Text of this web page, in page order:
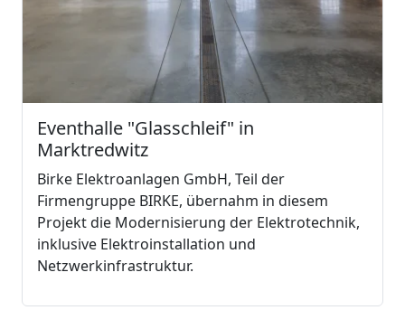
Eventhalle "Glasschleif" in
Marktredwitz
Birke Elektroanlagen GmbH, Teil der
Firmengruppe BIRKE, übernahm in diesem
Projekt die Modernisierung der Elektrotechnik,
inklusive Elektroinstallation und
Netzwerkinfrastruktur.